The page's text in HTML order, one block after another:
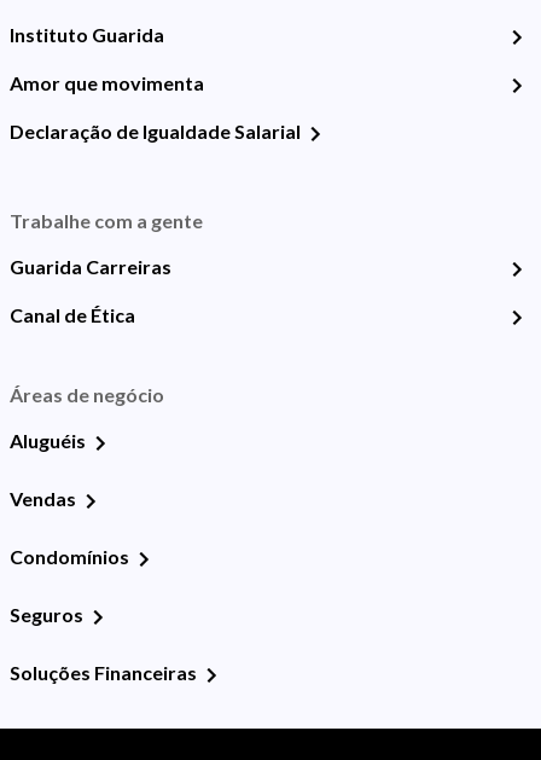
Instituto Guarida
Amor que movimenta
Declaração de Igualdade Salarial
Trabalhe com a gente
Guarida Carreiras
Canal de Ética
Áreas de negócio
Aluguéis
Vendas
Condomínios
Seguros
Soluções Financeiras